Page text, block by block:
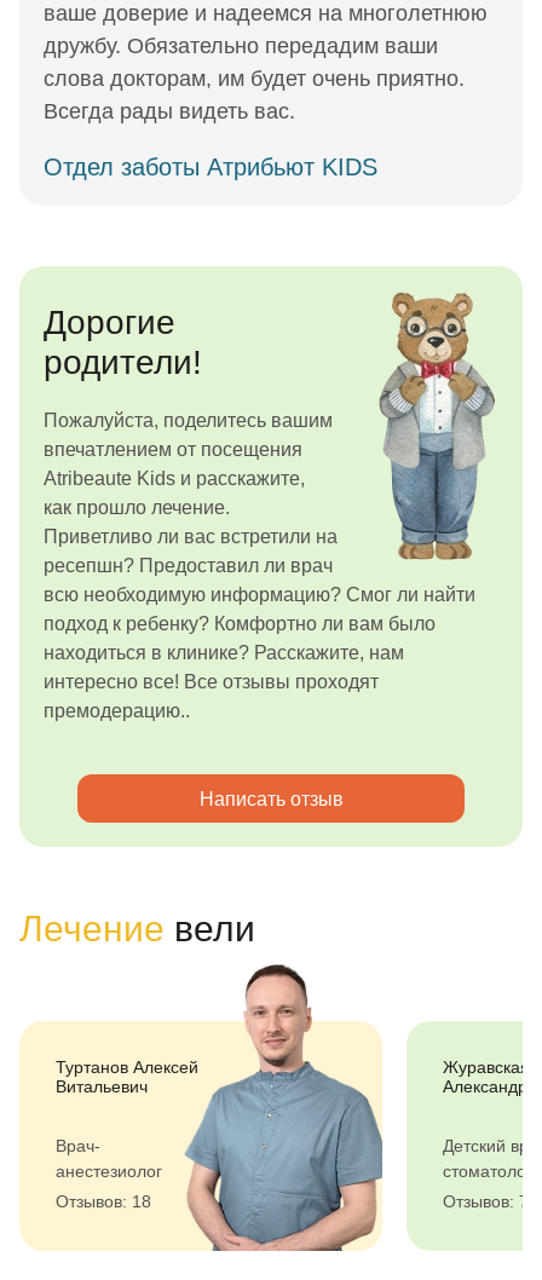
ваше доверие и надеемся на многолетнюю
дружбу. Обязательно передадим ваши
слова докторам, им будет очень приятно.
Всегда рады видеть вас.
Отдел заботы Атрибьют KIDS
Дорогие
родители!
Пожалуйста, поделитесь вашим
впечатлением от посещения
Atribeaute Kids и расскажите,
как прошло лечение.
Приветливо ли вас встретили на
ресепшн? Предоставил ли врач
всю необходимую информацию? Смог ли найти
подход к ребенку? Комфортно ли вам было
находиться в клинике? Расскажите, нам
интересно все! Все отзывы проходят
премодерацию..
Написать отзыв
Лечение вели
Туртанов Алексей
Витальевич
Врач-
анестезиолог
Отзывов: 18
Журавская
Детский
стоматолог
Отзывов: 73